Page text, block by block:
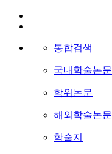
통합검색
국내학술논문
학위논문
해외학술논문
학술지